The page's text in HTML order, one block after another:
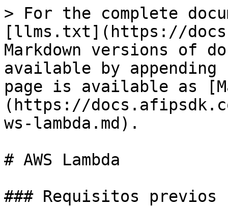
> For the complete
[llms.txt](https://
Markdown versions of
available by
page is available as
(https://
ws-lambda.md).
# AWS Lambda
### Requisitos previos